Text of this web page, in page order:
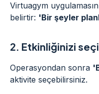
Virtuagym
belirtir: 'Bir şeyler
2. Etkinliğinizi
Operasyondan sonra
aktivite seçebilirsiniz.